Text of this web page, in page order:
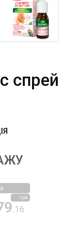
спрей
.16
грн